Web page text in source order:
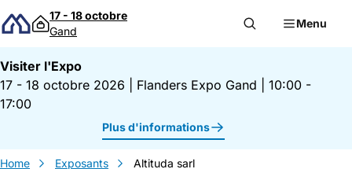
Passer au contenu
17 - 18 octobre
Gand
Menu
Visiter l'Expo
17 - 18 octobre 2026
Flanders Expo Gand
10:00 -
17:00
Plus d'informations
Home Exposants Altituda sarl